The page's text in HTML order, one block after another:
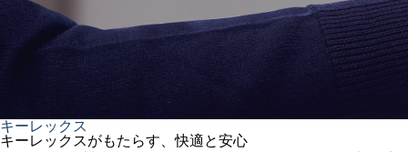
キーレックス
キーレックスがもたらす、快適と安心